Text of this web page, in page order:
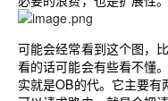
可能会经常看到这个图，
看的话可能会有些看不懂
实就是OB的代。它主要